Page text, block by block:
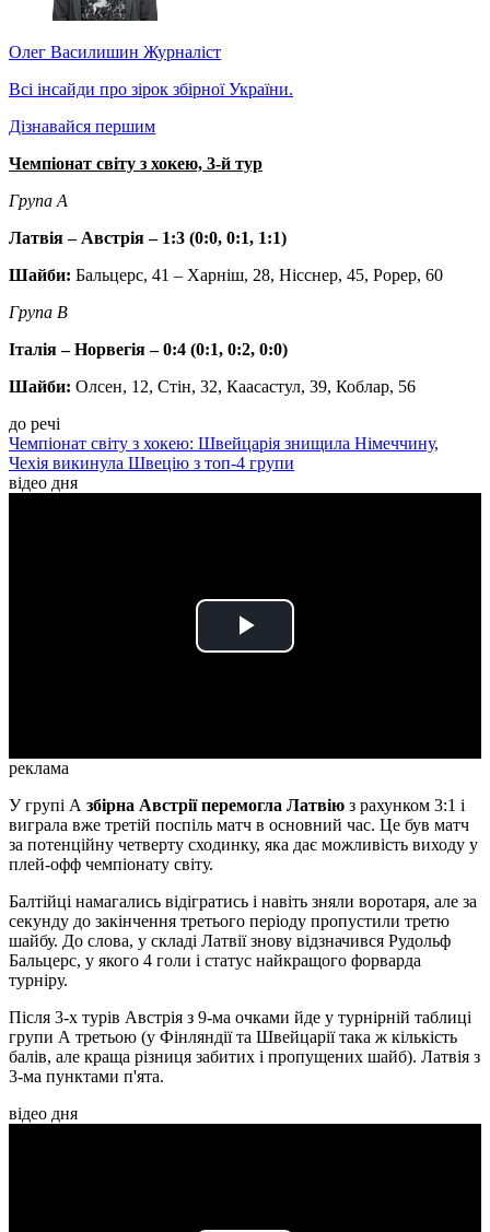
Олег Василишин Журналіст
Всі інсайди про зірок збірної України.
Дізнавайся першим
Чемпіонат світу з хокею, 3-й тур
Група А
Латвія – Австрія – 1:3 (0:0, 0:1, 1:1)
Шайби: Бальцерс, 41 – Харніш, 28, Нісснер, 45, Рорер, 60
Група В
Італія – Норвегія – 0:4 (0:1, 0:2, 0:0)
Шайби: Олсен, 12, Стін, 32, Каасастул, 39, Коблар, 56
до речі
Чемпіонат світу з хокею: Швейцарія знищила Німеччину,
Чехія викинула Швецію з топ-4 групи
відео дня
Play
реклама
У групі А збірна Австрії перемогла Латвію з рахунком 3:1 і
виграла вже третій поспіль матч в основний час. Це був матч
за потенційну четверту сходинку, яка дає можливість виходу у
плей-офф чемпіонату світу.
Балтійці намагались відігратись і навіть зняли воротаря, але за
секунду до закінчення третього періоду пропустили третю
шайбу. До слова, у складі Латвії знову відзначився Рудольф
Бальцерс, у якого 4 голи і статус найкращого форварда
турніру.
Після 3-х турів Австрія з 9-ма очками йде у турнірній таблиці
групи А третьою (у Фінляндії та Швейцарії така ж кількість
балів, але краща різниця забитих і пропущених шайб). Латвія з
3-ма пунктами п'ята.
відео дня